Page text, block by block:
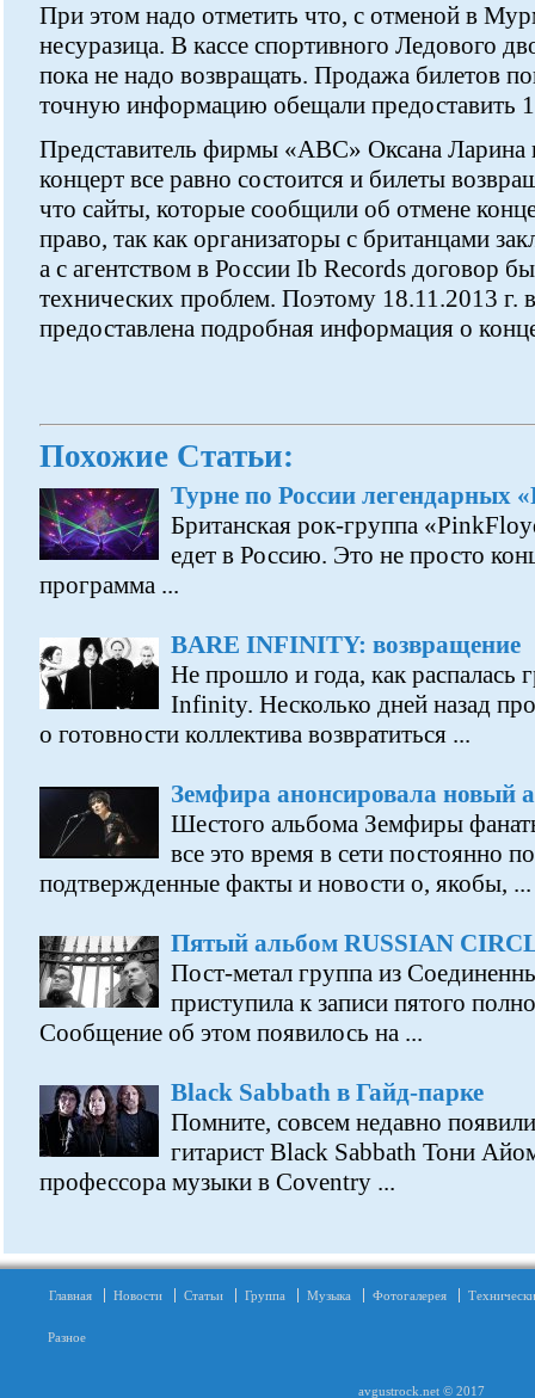
При этом надо отметить что, с отменой в
несуразица. В кассе спортивного Ледового
пока не надо возвращать. Продажа билетов
точную информацию обещали предоставить
Представитель фирмы «АВС» Оксана Ларина
концерт все равно состоится и билеты
что сайты, которые сообщили об отмене
право, так как организаторы с британцами
а с агентством в России Ib Records договор
технических проблем. Поэтому 18.11.2013 г.
предоставлена подробная информация о
Похожие Статьи:
Турне по России легендарных
Британская рок-группа
едет в Россию. Это не просто
программа ...
BARE INFINITY: возвращение
Не прошло и года, как распалась
Infinity. Несколько дней назад
о готовности коллектива возвратиться ...
Земфира анонсировала новый
Шестого альбома Земфиры
все это время в сети постоянно
подтвержденные факты и новости о, якобы, ...
Пятый альбом RUSSIAN
Пост-метал группа из
приступила к записи пятого
Сообщение об этом появилось на ...
Black Sabbath в Гайд-парке
Помните, совсем недавно
гитарист Black Sabbath Тони
профессора музыки в Coventry ...
Главная Новости Статьи Группа Музыка Фотогалерея
Разное
avgustrock.net © 2017